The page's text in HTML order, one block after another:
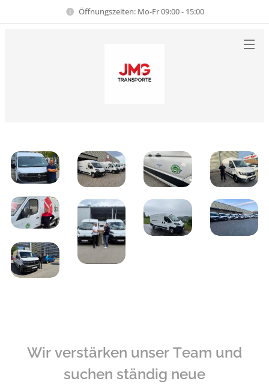
Öffnungszeiten: Mo-Fr 09:00 - 15:00
Wir verstärken unser Team und
suchen ständig neue